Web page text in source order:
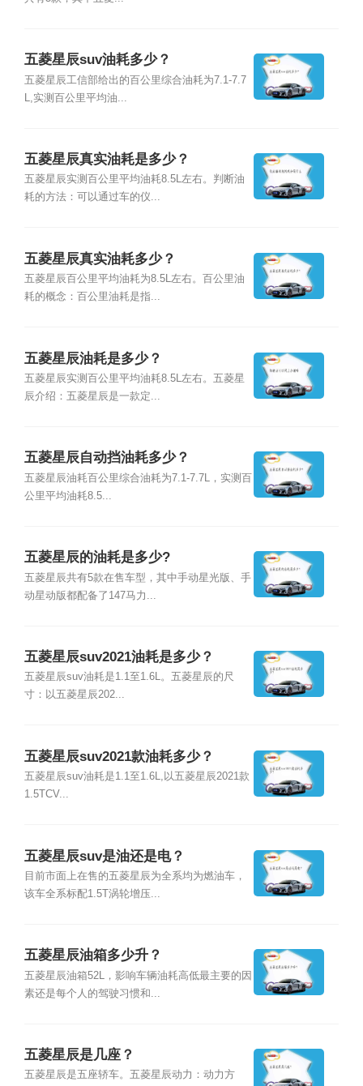
五菱星辰suv油耗多少？
五菱星辰工信部给出的百公里综合油耗为7.1-7.7
L,实测百公里平均油...
五菱星辰真实油耗是多少？
五菱星辰实测百公里平均油耗8.5L左右。判断油
耗的方法：可以通过车的仪...
五菱星辰真实油耗多少？
五菱星辰百公里平均油耗为8.5L左右。百公里油
耗的概念：百公里油耗是指...
五菱星辰油耗是多少？
五菱星辰实测百公里平均油耗8.5L左右。五菱星
辰介绍：五菱星辰是一款定...
五菱星辰自动挡油耗多少？
五菱星辰油耗百公里综合油耗为7.1-7.7L，实测百
公里平均油耗8.5...
五菱星辰的油耗是多少?
五菱星辰共有5款在售车型，其中手动星光版、手
动星动版都配备了147马力...
五菱星辰suv2021油耗是多少？
五菱星辰suv油耗是1.1至1.6L。五菱星辰的尺
寸：以五菱星辰202...
五菱星辰suv2021款油耗多少？
五菱星辰suv油耗是1.1至1.6L,以五菱星辰2021款
1.5TCV...
五菱星辰suv是油还是电？
目前市面上在售的五菱星辰为全系均为燃油车，
该车全系标配1.5T涡轮增压...
五菱星辰油箱多少升？
五菱星辰油箱52L，影响车辆油耗高低最主要的因
素还是每个人的驾驶习惯和...
五菱星辰是几座？
五菱星辰是五座轿车。五菱星辰动力：动力方